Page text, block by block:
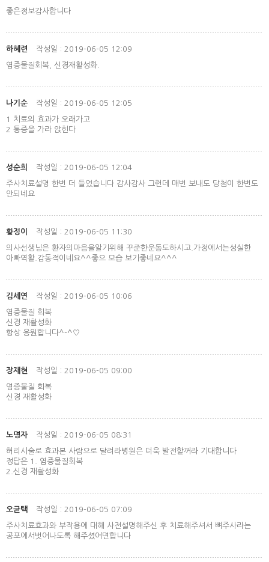
좋은정보감사합니다
하혜련 작성일 : 2019-06-05 12:09
염증물질회복, 신경재활성화.
나기순 작성일 : 2019-06-05 12:05
1 치료의 효과가 오래가고
2 통증을 가라 앉힌다
성순희 작성일 : 2019-06-05 12:04
주사치료설명 한번 더 들었습니다 감사감사 그런데 매번 보내도 당첨이 한번도
안되네요
황정이 작성일 : 2019-06-05 11:30
의사선생님은 환자의마음을알기위해 꾸준한운동도하시고.가정에서는성실한
아빠역활.감동적이네요^^좋으 모습 보기좋네요^^^
김세연 작성일 : 2019-06-05 10:06
염증물질 회복
신경 재활성화
항상 응원합니다^-^♡
장재현 작성일 : 2019-06-05 09:00
염증물질 회복
신경 재활성화
노명자 작성일 : 2019-06-05 08:31
허리시술로 효과본 사람으로 달려라병원은 더욱 발전할꺼라 기대합니다
정답은 1. 염증물질회복
2.신경 재활성화
오균택 작성일 : 2019-06-05 07:09
주사치료효과와 부작용에 대해 사전설명해주신 후 치료해주셔서 뼈주사라는
공포에서벗어나도록 해주셨어면합니다